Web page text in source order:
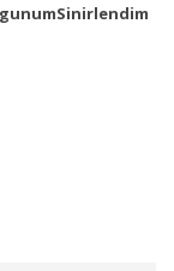
Sinirlendim